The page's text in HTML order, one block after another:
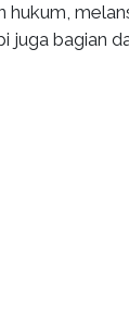
hukum,
juga bagian